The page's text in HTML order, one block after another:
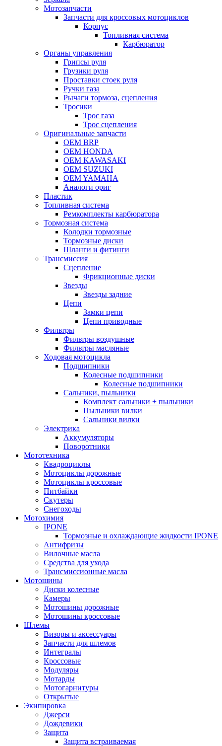
Мотозапчасти
Запчасти для кроссовых мотоциклов
Корпус
Топливная система
Карбюратор
Органы управления
Грипсы руля
Грузики руля
Проставки стоек руля
Ручки газа
Рычаги тормоза, сцепления
Тросики
Трос газа
Трос сцепления
Оригинальные запчасти
OEM BRP
OEM HONDA
OEM KAWASAKI
OEM SUZUKI
OEM YAMAHA
Аналоги ориг
Пластик
Топливная система
Ремкомплекты карбюратора
Тормозная система
Колодки тормозные
Тормозные диски
Шланги и фитинги
Трансмиссия
Cцепление
Фрикционные диски
Звезды
Звезды задние
Цепи
Замки цепи
Цепи приводные
Фильтры
Фильтры воздушные
Фильтры масляные
Ходовая мотоцикла
Подшипники
Колесные подшипники
Колесные подшипники
Сальники, пыльники
Комплект сальники + пыльники
Пыльники вилки
Сальники вилки
Электрика
Аккумуляторы
Поворотники
Мототехника
Квадроциклы
Мотоциклы дорожные
Мотоциклы кроссовые
Питбайки
Скутеры
Снегоходы
Мотохимия
IPONE
Тормозные и охлаждающие жидкости IPONE
Антифризы
Вилочные масла
Средства для ухода
Трансмиссионные масла
Мотошины
Диски колесные
Камеры
Мотошины дорожные
Мотошины кроссовые
Шлемы
Визоры и аксессуары
Запчасти для шлемов
Интегралы
Кроссовые
Модуляры
Мотарды
Мотогарнитуры
Открытые
Экипировка
Джерси
Дождевики
Защита
Защита встраиваемая